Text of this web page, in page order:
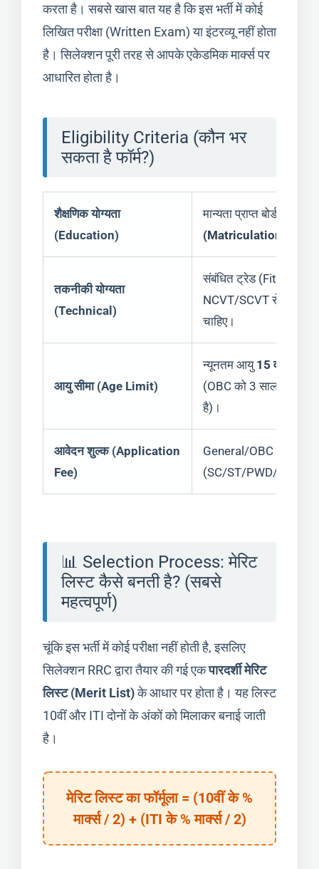
करता है। सबसे खास बात यह है कि इस भर्ती में कोई
लिखित परीक्षा (Written Exam) या इंटरव्यू नहीं होता
है। सिलेक्शन पूरी तरह से आपके एकेडमिक मार्क्स पर
आधारित होता है।
Eligibility Criteria (कौन भर
सकता है फॉर्म?)
शैक्षणिक योग्यता
(Education)
मान्यता प्राप्त बोर्ड से
(Matriculation)
तकनीकी योग्यता
(Technical)
संबंधित ट्रेड (Fitter,
NCVT/SCVT से मान्यता
चाहिए।
आयु सीमा (Age Limit)
न्यूनतम आयु 15 वर्ष
(OBC को 3 साल और
है)।
आवेदन शुल्क (Application
Fee)
General/OBC के लिए
(SC/ST/PWD/Women
📊 Selection Process: मेरिट
लिस्ट कैसे बनती है? (सबसे
महत्वपूर्ण)
चूंकि इस भर्ती में कोई परीक्षा नहीं होती है, इसलिए
सिलेक्शन RRC द्वारा तैयार की गई एकपारदर्शी मेरिट
लिस्ट (Merit List)के आधार पर होता है। यह लिस्ट
10वीं और ITI दोनों के अंकों को मिलाकर बनाई जाती
है।
मेरिट लिस्ट का फॉर्मूला = (10वीं के %
मार्क्स / 2) + (ITI के % मार्क्स / 2)